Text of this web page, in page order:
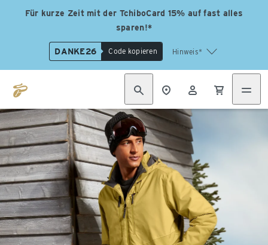
Für kurze Zeit mit der TchiboCard 15% auf fast alles
sparen!*
DANKE26 Code kopieren Hinweis*